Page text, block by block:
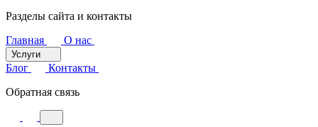
Разделы сайта и контакты
Главная
О нас
Услуги
Блог
Контакты
Обратная связь